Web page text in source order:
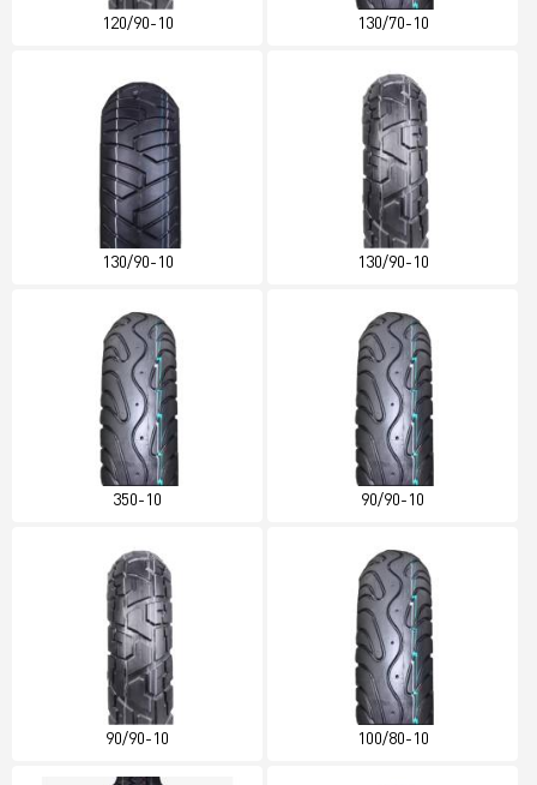
120/90-10 130/70-10
130/90-10 130/90-10
350-10 90/90-10
90/90-10 100/80-10